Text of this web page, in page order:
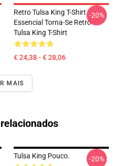
Retro Tulsa King T-Shirt
Essencial Torna-Se Retro
Tulsa King T-Shirt
€ 24,38 - € 28,06
-20%
MAIS
Tulsa King Pouco. -20%